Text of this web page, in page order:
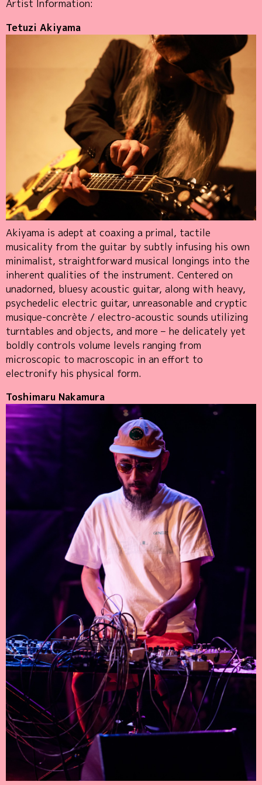
Artist Information:
Tetuzi Akiyama
Akiyama is adept at coaxing a primal, tactile
musicality from the guitar by subtly infusing his own
minimalist, straightforward musical longings into the
inherent qualities of the instrument. Centered on
unadorned, bluesy acoustic guitar, along with heavy,
psychedelic electric guitar, unreasonable and cryptic
musique-concrète / electro-acoustic sounds utilizing
turntables and objects, and more – he delicately yet
boldly controls volume levels ranging from
microscopic to macroscopic in an effort to
electronify his physical form.
Toshimaru Nakamura